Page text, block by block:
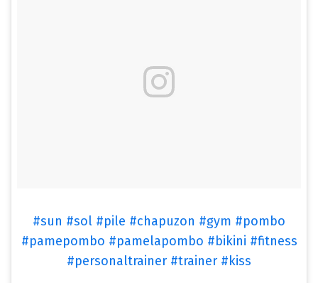
#sun #sol #pile #chapuzon #gym #pombo
#pamepombo #pamelapombo #bikini #fitness
#personaltrainer #trainer #kiss